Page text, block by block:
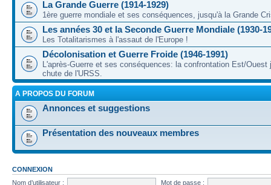
La Grande Guerre (1914-1929)
1ère guerre mondiale et ses conséquences, jusqu'à la Grande
Les années 30 et la Seconde Guerre Mondiale (1930-
Les Totalitarismes à l'assaut de l'Europe !
Décolonisation et Guerre Froide (1946-1991)
L'après-Guerre et ses conséquences: la confrontation Est/Ouest
chute de l'URSS.
A PROPOS DU FORUM
Annonces et suggestions
Présentation des nouveaux membres
CONNEXION
Nom d’utilisateur :
Mot de passe :